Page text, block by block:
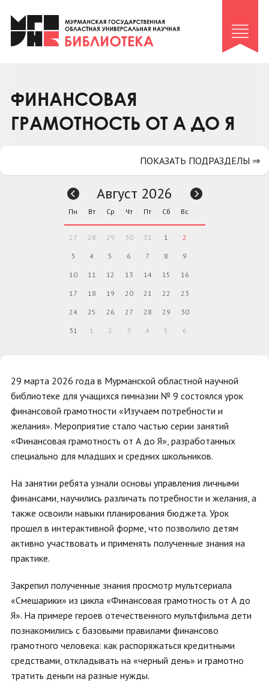
Клуб «Гиря и сельдерей»
Клуб «Семейный архив»
Коллегам
Контакты
ФИНАНСОВАЯ
ГРАМОТНОСТЬ ОТ А ДО Я
29 марта 2026 года в Мурманской областной научной
библиотеке для учащихся гимназии № 9 состоялся урок
финансовой грамотности «Изучаем потребности и
желания». Мероприятие стало частью серии занятий
«Финансовая грамотность от А до Я», разработанных
специально для младших и средних школьников.
На занятии ребята узнали основы управления личными
финансами, научились различать потребности и желания, а
также освоили навыки планирования бюджета. Урок
прошел в интерактивной форме, что позволило детям
активно участвовать и применять полученные знания на
практике.
Закрепил полученные знания просмотр мультсериала
«Смешарики» из цикла «Финансовая грамотность от А до
Я». На примере героев отечественного мультфильма дети
познакомились с базовыми правилами финансово
грамотного человека: как распоряжаться кредитными
средствами, откладывать на «черный день» и грамотно
тратить деньги на разные нужды.
ПОКАЗАТЬ ПОДРАЗДЕЛЫ ⇒
Август 2026
Пн Вт Ср Чт Пт Сб Вс
27 28 29 30 31 1 2
3 4 5 6 7 8 9
10 11 12 13 14 15 16
17 18 19 20 21 22 23
24 25 26 27 28 29 30
31 1 2 3 4 5 6